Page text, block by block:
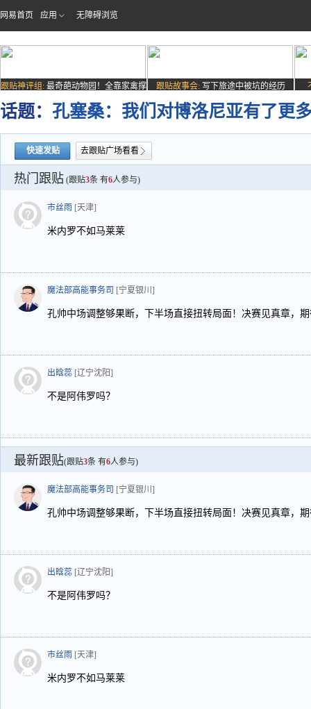
网易首页 应用 无障碍浏览
跟贴神评组: 最奇葩动物园！全靠家禽撑
场子
跟贴故事会: 写下旅途中被坑的经历
话题： 孔塞桑：我们对博洛尼亚有了更
快速发贴 去跟贴广场看看
热门跟贴 (跟贴3条 有6人参与)
市丝雨 [天津]
米内罗不如马莱莱
魔法部高能事务司 [宁夏银川]
孔帅中场调整够果断，下半场直接扭转局面！决赛见真章，
出晗蕊 [辽宁沈阳]
不是阿伟罗吗？
最新跟贴(跟贴3条 有6人参与)
魔法部高能事务司 [宁夏银川]
孔帅中场调整够果断，下半场直接扭转局面！决赛见真章，
出晗蕊 [辽宁沈阳]
不是阿伟罗吗？
市丝雨 [天津]
米内罗不如马莱莱